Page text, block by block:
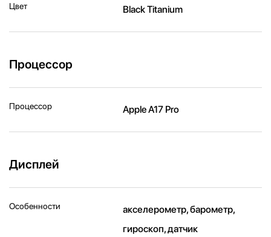
Цвет Black Titanium
Процессор
Процессор Apple A17 Pro
Дисплей
Особенности
акселерометр, барометр,
гироскоп, датчик